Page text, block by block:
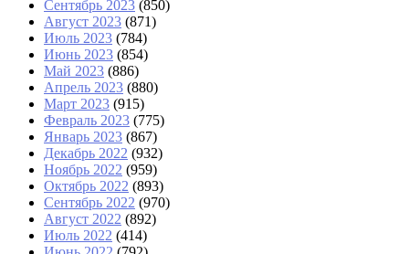
Сентябрь 2023 (850)
Август 2023 (871)
Июль 2023 (784)
Июнь 2023 (854)
Май 2023 (886)
Апрель 2023 (880)
Март 2023 (915)
Февраль 2023 (775)
Январь 2023 (867)
Декабрь 2022 (932)
Ноябрь 2022 (959)
Октябрь 2022 (893)
Сентябрь 2022 (970)
Август 2022 (892)
Июль 2022 (414)